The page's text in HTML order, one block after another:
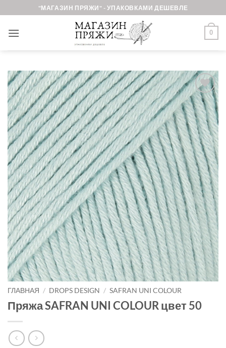
to
content
"МАГАЗИН ПРЯЖИ" - УПАКОВКАМИ ДЕШЕВЛЕ
0
Добавить в
избранное.
ГЛАВНАЯ / DROPS DESIGN / SAFRAN UNI COLOUR
Пряжа SAFRAN UNI COLOUR цвет 50